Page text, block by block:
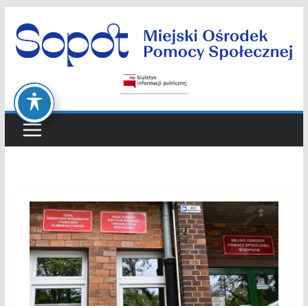
do
treści